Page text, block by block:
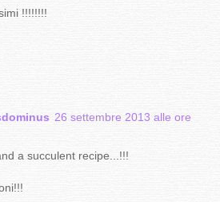
!!!!!!!!
26 settembre 2013 alle ore
a succulent recipe...!!!